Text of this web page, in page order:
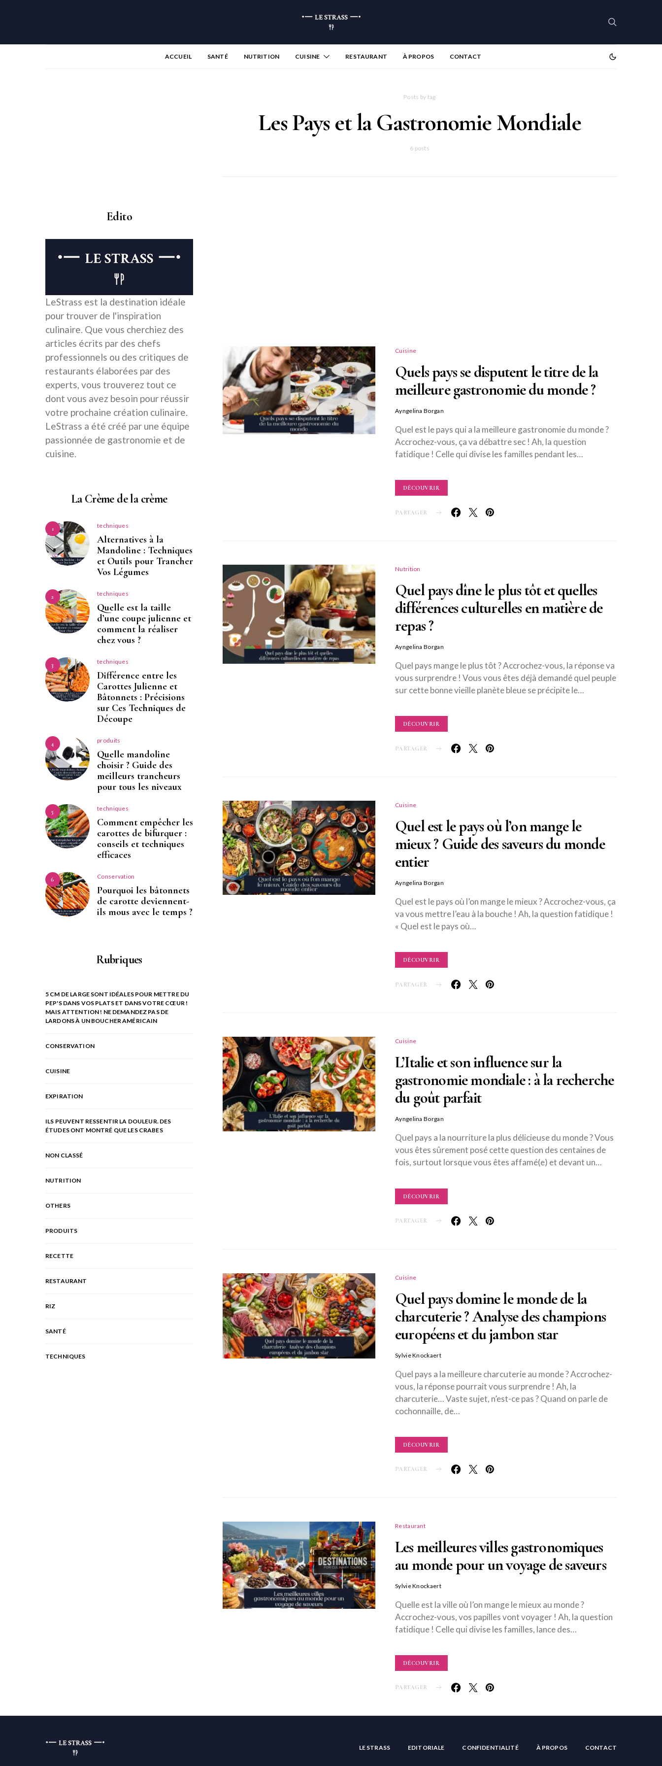
ACCUEIL SANTÉ NUTRITION CUISINE RESTAURANT À PROPOS CONTACT
Posts by tag
Les Pays et la Gastronomie Mondiale
6 posts
Cuisine
Quels pays se disputent le titre de la
meilleure gastronomie du monde ?
Ayngelina Borgan
Quel est le pays qui a la meilleure gastronomie du monde ?
Accrochez-vous, ça va débattre sec ! Ah, la question
fatidique ! Celle qui divise les familles pendant les…
DÉCOUVRIR
PARTAGER
Nutrition
Quel pays dîne le plus tôt et quelles
différences culturelles en matière de
repas ?
Ayngelina Borgan
Quel pays mange le plus tôt ? Accrochez-vous, la réponse va
vous surprendre ! Vous vous êtes déjà demandé quel peuple
sur cette bonne vieille planète bleue se précipite le…
DÉCOUVRIR
PARTAGER
Cuisine
Quel est le pays où l’on mange le
mieux ? Guide des saveurs du monde
entier
Ayngelina Borgan
Quel est le pays où l’on mange le mieux ? Accrochez-vous, ça
va vous mettre l’eau à la bouche ! Ah, la question fatidique !
« Quel est le pays où…
DÉCOUVRIR
PARTAGER
Cuisine
L’Italie et son influence sur la
gastronomie mondiale : à la recherche
du goût parfait
Ayngelina Borgan
Quel pays a la nourriture la plus délicieuse du monde ? Vous
vous êtes sûrement posé cette question des centaines de
fois, surtout lorsque vous êtes affamé(e) et devant un…
DÉCOUVRIR
PARTAGER
Cuisine
Quel pays domine le monde de la
charcuterie ? Analyse des champions
européens et du jambon star
Sylvie Knockaert
Quel pays a la meilleure charcuterie au monde ? Accrochez-
vous, la réponse pourrait vous surprendre ! Ah, la
charcuterie… Vaste sujet, n’est-ce pas ? Quand on parle de
cochonnaille, de…
DÉCOUVRIR
PARTAGER
Restaurant
Les meilleures villes gastronomiques
au monde pour un voyage de saveurs
Sylvie Knockaert
Quelle est la ville où l’on mange le mieux au monde ?
Accrochez-vous, vos papilles vont voyager ! Ah, la question
fatidique ! Celle qui divise les familles, lance des…
DÉCOUVRIR
PARTAGER
Edito
LeStrass est la destination idéale
pour trouver de l'inspiration
culinaire. Que vous cherchiez des
articles écrits par des chefs
professionnels ou des critiques de
restaurants élaborées par des
experts, vous trouverez tout ce
dont vous avez besoin pour réussir
votre prochaine création culinaire.
LeStrass a été créé par une équipe
passionnée de gastronomie et de
cuisine.
La Crème de la crème
1 techniques
Alternatives à la
Mandoline : Techniques
et Outils pour Trancher
Vos Légumes
2 techniques
Quelle est la taille
d’une coupe julienne et
comment la réaliser
chez vous ?
3 techniques
Différence entre les
Carottes Julienne et
Bâtonnets : Précisions
sur Ces Techniques de
Découpe
4 produits
Quelle mandoline
choisir ? Guide des
meilleurs trancheurs
pour tous les niveaux
5 techniques
Comment empêcher les
carottes de bifurquer :
conseils et techniques
efficaces
6 Conservation
Pourquoi les bâtonnets
de carotte deviennent-
ils mous avec le temps ?
Rubriques
5 CM DE LARGE SONT IDÉALES POUR METTRE DU
PEP'S DANS VOS PLATS ET DANS VOTRE CŒUR !
MAIS ATTENTION ! NE DEMANDEZ PAS DE
LARDONS À UN BOUCHER AMÉRICAIN
CONSERVATION
CUISINE
EXPIRATION
ILS PEUVENT RESSENTIR LA DOULEUR. DES
ÉTUDES ONT MONTRÉ QUE LES CRABES
NON CLASSÉ
NUTRITION
OTHERS
PRODUITS
RECETTE
RESTAURANT
RIZ
SANTÉ
TECHNIQUES
LE STRASS EDITORIALE CONFIDENTIALITÉ À PROPOS CONTACT